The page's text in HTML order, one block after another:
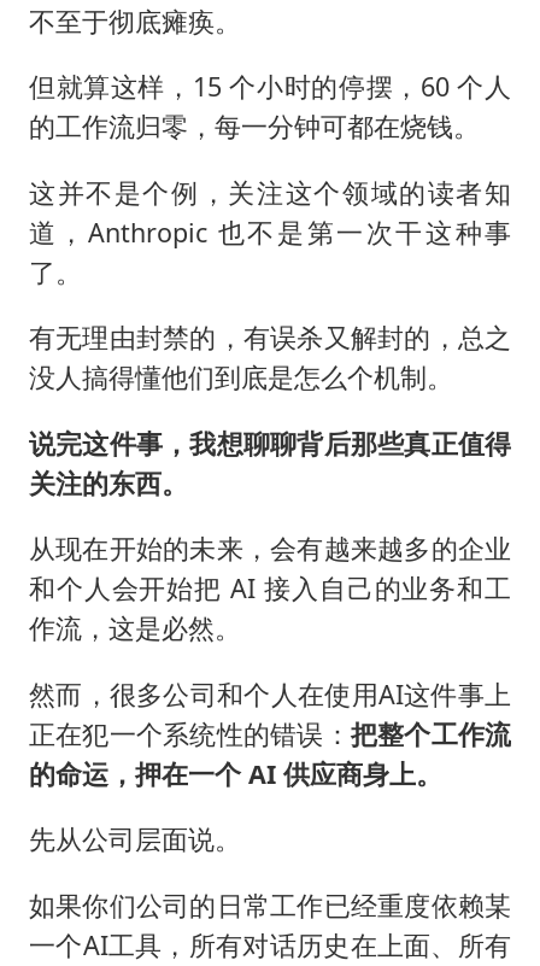
不至于彻底瘫痪。
但就算这样，15 个小时的停摆，60 个人
的工作流归零，每一分钟可都在烧钱。
这并不是个例，关注这个领域的读者知
道，Anthropic 也不是第一次干这种事
了。
有无理由封禁的，有误杀又解封的，总之
没人搞得懂他们到底是怎么个机制。
说完这件事，我想聊聊背后那些真正值得
关注的东西。
从现在开始的未来，会有越来越多的企业
和个人会开始把 AI 接入自己的业务和工
作流，这是必然。
然而，很多公司和个人在使用AI这件事上
正在犯一个系统性的错误： 把整个工作流
的命运，押在一个 AI 供应商身上。
先从公司层面说。
如果你们公司的日常工作已经重度依赖某
一个AI工具，所有对话历史在上面、所有